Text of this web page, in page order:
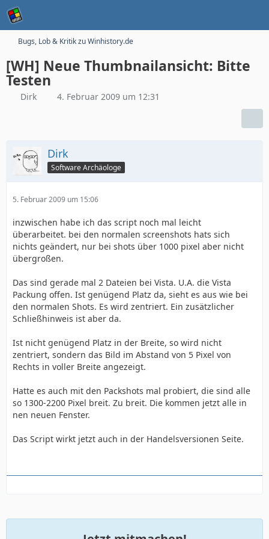
Bugs, Lob & Kritik zu Winhistory.de
[WH] Neue Thumbnailansicht: Bitte
Testen
Dirk 4. Februar 2009 um 12:31
Dirk
Software Archäologe
5. Februar 2009 um 15:06
inzwischen habe ich das script noch mal leicht
überarbeitet. bei den normalen screenshots hats sich
nichts geändert, nur bei shots über 1000 pixel aber nicht
übergroßen.
Das sind gerade mal 2 Dateien bei Vista. U.A. die Vista
Packung offen. Ist genügend Platz da, sieht es aus wie bei
den normalen Shots. Es wird zentriert. Ein zusätzlicher
Schließhinweis ist aber da.
Ist nicht genügend Platz in der Breite, so wird nicht
zentriert, sondern das Bild im Abstand von 5 Pixel von
Rechts in voller Breite angezeigt.
Hatte es auch mit den Packshots mal probiert, die sind alle
so 1300-2200 Pixel breit. Zu breit. Die kommen jetzt alle in
nen neuen Fenster.
Das Script wirkt jetzt auch in der Handelsversionen Seite.